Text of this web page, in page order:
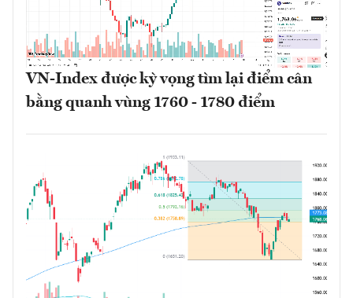
VN-Index được kỳ vọng tìm lại điểm cân
bằng quanh vùng 1760 - 1780 điểm